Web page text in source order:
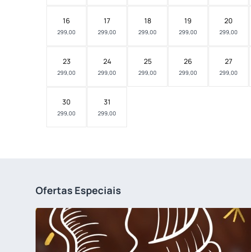
16
299,00
17
299,00
18
299,00
19
299,00
20
299,00
23
299,00
24
299,00
25
299,00
26
299,00
27
299,00
30
299,00
31
299,00
Ofertas Especiais